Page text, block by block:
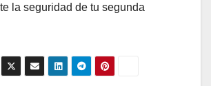
la seguridad de tu segunda